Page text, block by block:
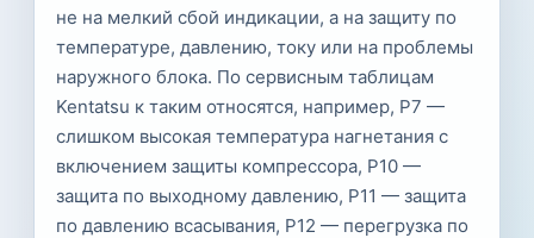
не на мелкий сбой индикации, а на защиту по
температуре, давлению, току или на проблемы
наружного блока. По сервисным таблицам
Kentatsu к таким относятся, например, P7 —
слишком высокая температура нагнетания с
включением защиты компрессора, P10 —
защита по выходному давлению, P11 — защита
по давлению всасывания, P12 — перегрузка по